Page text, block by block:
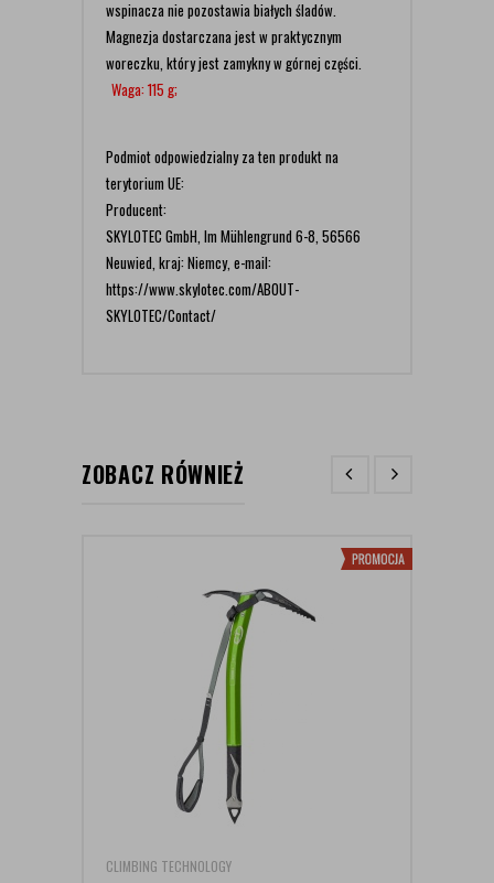
wspinacza nie pozostawia białych śladów.
Magnezja dostarczana jest w praktycznym
woreczku, który jest zamykny w górnej części.
Waga: 115 g;
Podmiot odpowiedzialny za ten produkt na
terytorium UE:
Producent:
SKYLOTEC GmbH, Im Mühlengrund 6-8, 56566
Neuwied, kraj: Niemcy, e-mail:
https://www.skylotec.com/ABOUT-
SKYLOTEC/Contact/
ZOBACZ RÓWNIEŻ
CLIMBING TECHNOLOGY